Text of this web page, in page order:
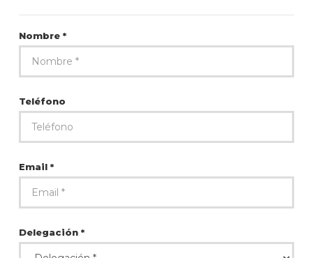
Nombre *
Teléfono
Email *
Delegación *